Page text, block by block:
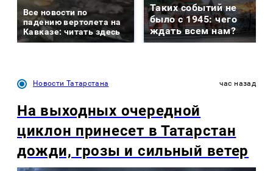
Все новости по
падению вертолета на
Кавказе: читать здесь
Таких событий не
было с 1945: чего
ждать всем нам?
Новости Татарстана час назад
На выходных очередной
циклон принесет в Татарстан
дожди, грозы и сильный ветер